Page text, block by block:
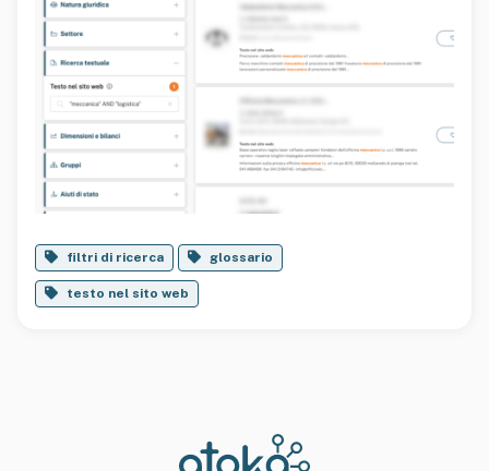
filtri di ricerca glossario
testo nel sito web